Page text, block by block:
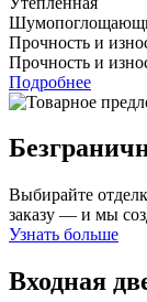
Прочность и
Прочность и
Подробнее
Выбирайте
заказу — и мы
Узнать больше
Входная